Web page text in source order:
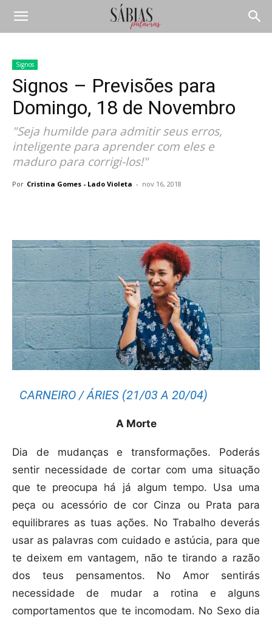
Signos
Signos – Previsões para
Domingo, 18 de Novembro
"Seja humilde para admitir seus erros,
inteligente para aprender com eles e
maduro para corrigi-los!"
Por Cristina Gomes - Lado Violeta - nov 16, 2018
CARNEIRO / ÁRIES (21/03 A 20/04)
A Morte
Dia de mudanças e transformações. Poderás
sentir necessidade de cortar com uma situação
que te preocupa há já algum tempo. Usa uma
peça ou acessório de cor Cinza ou Prata para
equilibrares as tuas ações. No Trabalho deverás
usar as palavras com cuidado e astúcia, para que
te deixem em vantagem, não te tirando a razão
dos teus pensamentos. No Amor sentirás
necessidade de mudar a rotina e alguns
comportamentos que te incomodam. No Sexo dia